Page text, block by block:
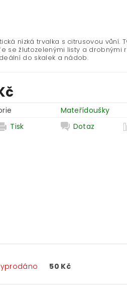
nízká trvalka s citrusovou vůní.
se žlutozelenými listy a drobnými
do skalek a nádob.
Mateřídoušky
Tisk
Dotaz
50 Kč